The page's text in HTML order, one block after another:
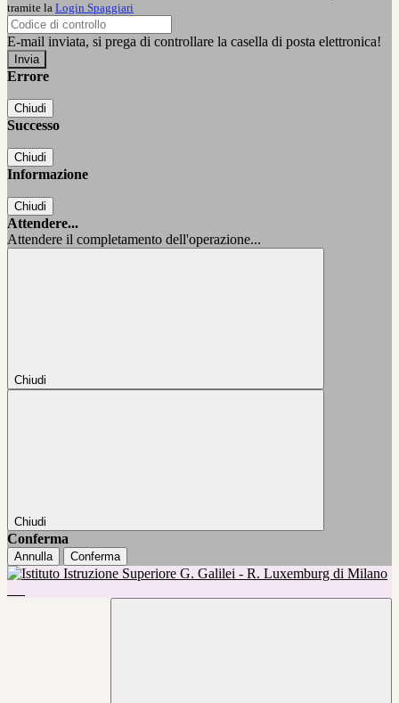
tramite la Login Spaggiari
E-mail inviata, si prega di controllare la casella di posta elettronica!
Errore
Chiudi
Successo
Chiudi
Informazione
Chiudi
Attendere...
Attendere il completamento dell'operazione...
Chiudi
Chiudi
Conferma
Annulla Conferma